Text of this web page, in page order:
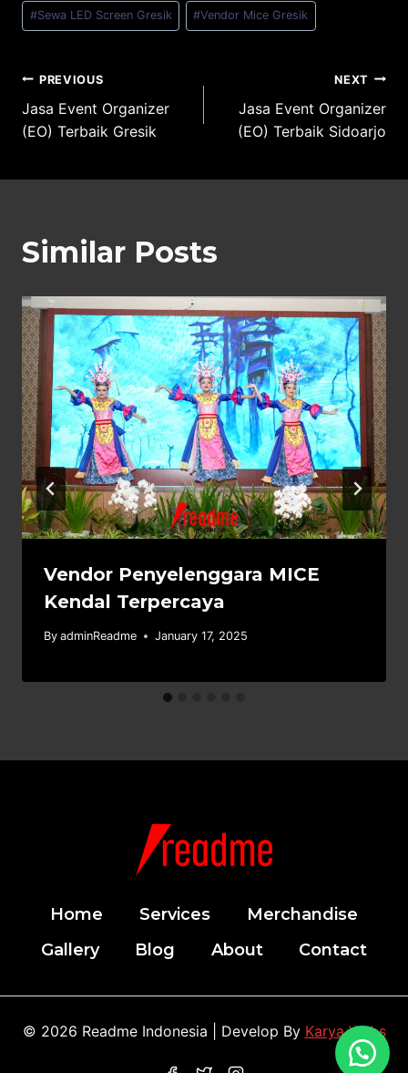
#Sewa LED Screen Gresik #Vendor Mice Gresik
Post
navigation
PREVIOUS
Jasa Event Organizer
(EO) Terbaik Gresik
NEXT
Jasa Event Organizer
(EO) Terbaik Sidoarjo
Similar Posts
Vendor Penyelenggara MICE
Kendal Terpercaya
By adminReadme January 17, 2025
Home Services
Merchandise
Gallery
Blog About Contact
© 2026 Readme Indonesia | Develop By Karya Webs